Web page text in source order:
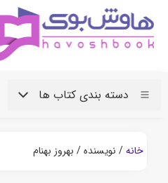
دسته بندی کتاب ها
خانه/ نویسنده / بهروز بهنام